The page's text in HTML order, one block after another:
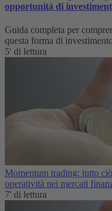
opportunità di
Guida completa per
questa forma di
5' di lettura
Momentum trading: tutto ciò
operatività nei mercati
7' di lettura